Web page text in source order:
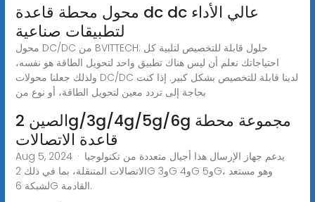
محول محطة قاعدة dc dc عالي الأداء
لتطبيقات صناعية
محول DC/DC من BVITTECH: حلول قابلة للتخصيص لتلبية كل
احتياجاتك نعلم أن ليس هناك تطبيق واحد لتحويل الطاقة هو نفسه،
ولذلك جعلنا محولات DC/DC لدينا قابلة للتخصيص بشكل كبير. إذا كنت
بحاجة إلى تردد معين لتحويل الطاقة، أو نوع من
الصين 2g/3g/4g/5g/6g مجموعة محطة
قاعدة الاتصالات
Aug 5, 2024 · يدعم جهاز الإرسال هذا أجيال متعددة من تكنولوجيا
الاتصالات المتنقلة، بما في ذلك 2G و3G و4G و5G، وهو مستعد
لشبكة 6G القادمة.